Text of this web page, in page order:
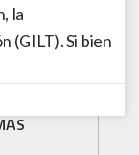
la
(GILT). Si bien